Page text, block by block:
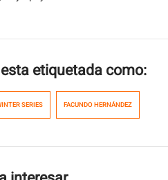
etiquetada como:
SERIES FACUNDO HERNÁNDEZ